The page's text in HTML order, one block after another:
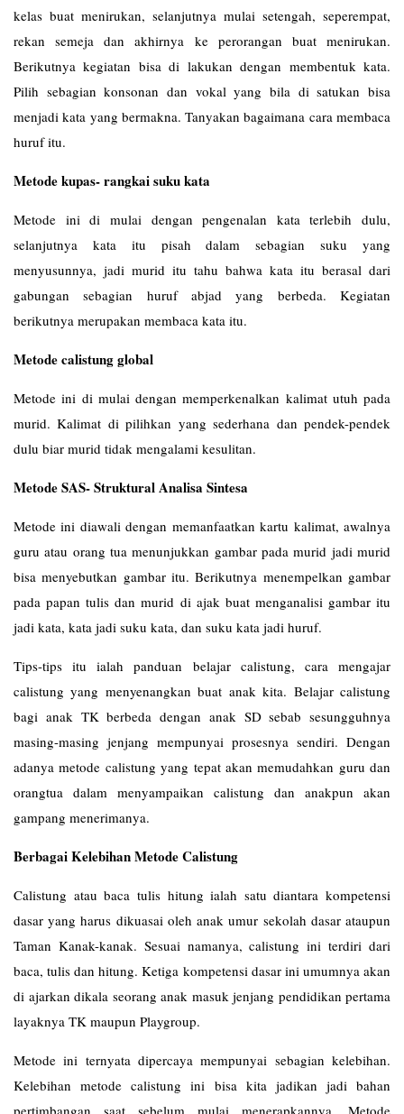
kelas buat menirukan, selanjutnya mulai setengah, seperempat,
rekan semeja dan akhirnya ke perorangan buat menirukan.
Berikutnya kegiatan bisa di lakukan dengan membentuk kata.
Pilih sebagian konsonan dan vokal yang bila di satukan bisa
menjadi kata yang bermakna. Tanyakan bagaimana cara membaca
huruf itu.
Metode kupas- rangkai suku kata
Metode ini di mulai dengan pengenalan kata terlebih dulu,
selanjutnya kata itu pisah dalam sebagian suku yang
menyusunnya, jadi murid itu tahu bahwa kata itu berasal dari
gabungan sebagian huruf abjad yang berbeda. Kegiatan
berikutnya merupakan membaca kata itu.
Metode calistung global
Metode ini di mulai dengan memperkenalkan kalimat utuh pada
murid. Kalimat di pilihkan yang sederhana dan pendek-pendek
dulu biar murid tidak mengalami kesulitan.
Metode SAS- Struktural Analisa Sintesa
Metode ini diawali dengan memanfaatkan kartu kalimat, awalnya
guru atau orang tua menunjukkan gambar pada murid jadi murid
bisa menyebutkan gambar itu. Berikutnya menempelkan gambar
pada papan tulis dan murid di ajak buat menganalisi gambar itu
jadi kata, kata jadi suku kata, dan suku kata jadi huruf.
Tips-tips itu ialah panduan belajar calistung, cara mengajar
calistung yang menyenangkan buat anak kita. Belajar calistung
bagi anak TK berbeda dengan anak SD sebab sesungguhnya
masing-masing jenjang mempunyai prosesnya sendiri. Dengan
adanya metode calistung yang tepat akan memudahkan guru dan
orangtua dalam menyampaikan calistung dan anakpun akan
gampang menerimanya.
Berbagai Kelebihan Metode Calistung
Calistung atau baca tulis hitung ialah satu diantara kompetensi
dasar yang harus dikuasai oleh anak umur sekolah dasar ataupun
Taman Kanak-kanak. Sesuai namanya, calistung ini terdiri dari
baca, tulis dan hitung. Ketiga kompetensi dasar ini umumnya akan
di ajarkan dikala seorang anak masuk jenjang pendidikan pertama
layaknya TK maupun Playgroup.
Metode ini ternyata dipercaya mempunyai sebagian kelebihan.
Kelebihan metode calistung ini bisa kita jadikan jadi bahan
pertimbangan saat sebelum mulai menerapkannya. Metode